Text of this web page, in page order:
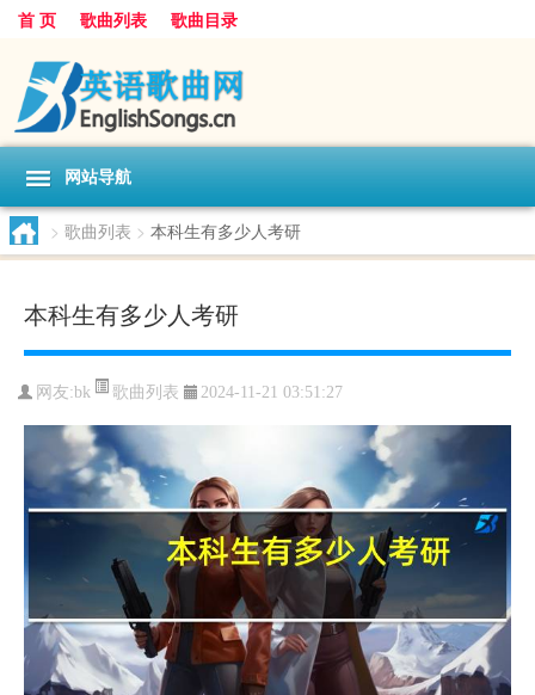
首 页 歌曲列表 歌曲目录
网站导航
> 歌曲列表 > 本科生有多少人考研
本科生有多少人考研
网友:bk 歌曲列表 2024-11-21 03:51:27